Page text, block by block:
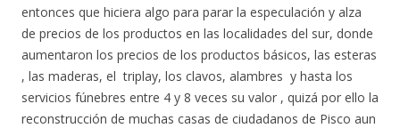
entonces que hiciera algo para parar la especulación y alza
de precios de los productos en las localidades del sur, donde
aumentaron los precios de los productos básicos, las esteras
, las maderas, el triplay, los clavos, alambres y hasta los
servicios fúnebres entre 4 y 8 veces su valor , quizá por ello la
reconstrucción de muchas casas de ciudadanos de Pisco aun